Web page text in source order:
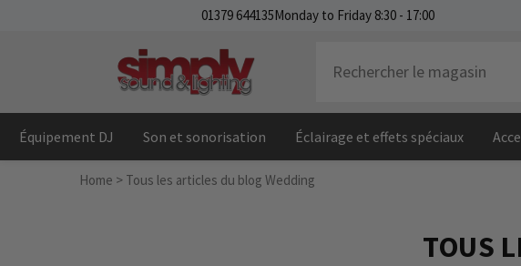
01379 644135Monday to Friday 8:30 - 17:00
Équipement DJ Son et sonorisation Éclairage et effets spéciaux
Home > Tous les articles du blog Wedding
TOUS